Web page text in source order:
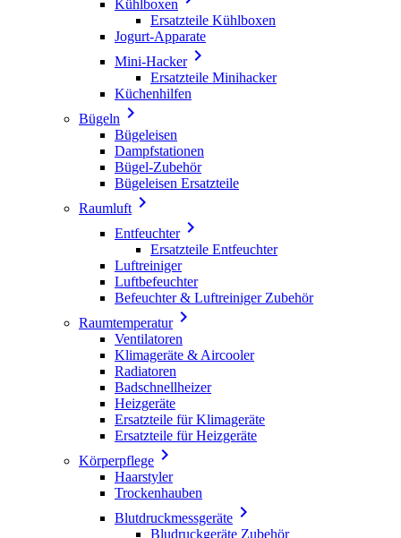
Kühlboxen
Ersatzteile Kühlboxen
Jogurt-Apparate
Mini-Hacker
Ersatzteile Minihacker
Küchenhilfen
Bügeln 
Bügeleisen
Dampfstationen
Bügel-Zubehör
Bügeleisen Ersatzteile
Raumluft 
Entfeuchter
Ersatzteile Entfeuchter
Luftreiniger
Luftbefeuchter
Befeuchter & Luftreiniger Zubehör
Raumtemperatur
Ventilatoren
Klimageräte & Aircooler
Radiatoren
Badschnellheizer
Heizgeräte
Ersatzteile für Klimageräte
Ersatzteile für Heizgeräte
Körperpflege 
Haarstyler
Trockenhauben
Blutdruckmessgeräte 
Bludruckgeräte Zubehör